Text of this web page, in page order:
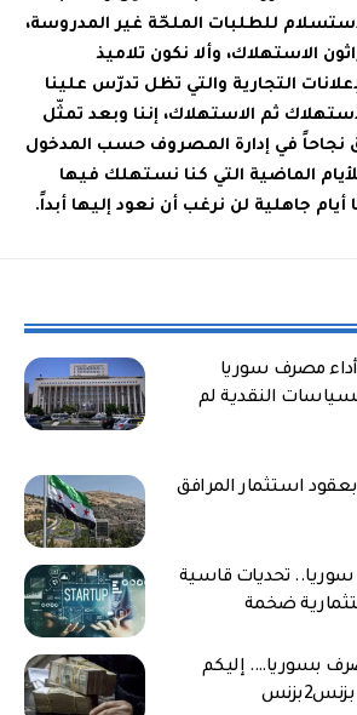
للطلبات الملحّة غير المدروسة،
الاستهلاك، وألا نكون تلاميذ
التجارية والتي تظل تدرّس علينا
ثم الاستهلاك، إننا وبعد تمثّل
نجاحاً في إدارة المصروف حسب المدخول
الماضية التي كنا نستهلك فيها
جاهلية لن نرغب أن نعود إليها أبداً.
مصرف سوريا
النقدية لم
استثمار المرافق
تحديات قاسية
ضخمة
بسوريا…. إليكم